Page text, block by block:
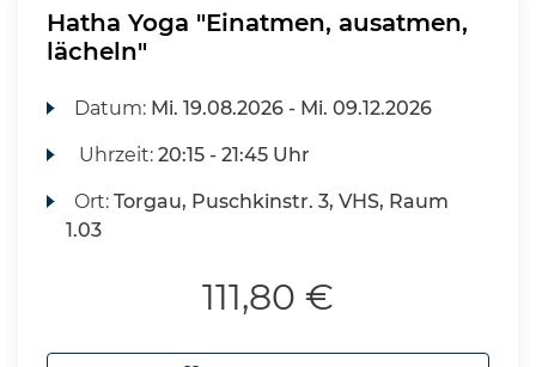
Hatha Yoga "Einatmen, ausatmen,
lächeln"
Datum: Mi. 19.08.2026 - Mi. 09.12.2026
Uhrzeit:20:15 - 21:45 Uhr
Ort:Torgau, Puschkinstr. 3, VHS, Raum
1.03
111,80 €